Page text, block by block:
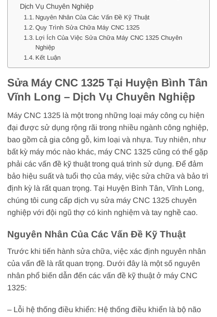
Dịch Vụ Chuyên Nghiệp
Nguyên Nhân Của Các Vấn Đề Kỹ Thuật
Quy Trình Sửa Chữa Máy CNC 1325
Lợi Ích Của Việc Sửa Chữa Máy CNC 1325 Chuyên
Nghiệp
Kết Luận
Sửa Máy CNC 1325 Tại Huyện Bình Tân
Vĩnh Long – Dịch Vụ Chuyên Nghiệp
Máy CNC 1325 là một trong những loại máy công cụ hiện
đại được sử dụng rộng rãi trong nhiều ngành công nghiệp,
bao gồm cả gia công gỗ, kim loại và nhựa. Tuy nhiên, như
bất kỳ máy móc nào khác, máy CNC 1325 cũng có thể gặp
phải các vấn đề kỹ thuật trong quá trình sử dụng. Để đảm
bảo hiệu suất và tuổi thọ của máy, việc sửa chữa và bảo trì
định kỳ là rất quan trọng. Tại Huyện Bình Tân, Vĩnh Long,
chúng tôi cung cấp dịch vụ sửa máy CNC 1325 chuyên
nghiệp với đội ngũ thợ có kinh nghiệm và tay nghề cao.
Nguyên Nhân Của Các Vấn Đề Kỹ Thuật
Trước khi tiến hành sửa chữa, việc xác định nguyên nhân
của vấn đề là rất quan trọng. Dưới đây là một số nguyên
nhân phổ biến dẫn đến các vấn đề kỹ thuật ở máy CNC
1325:
– Lỗi hệ thống điều khiển: Hệ thống điều khiển là bộ não